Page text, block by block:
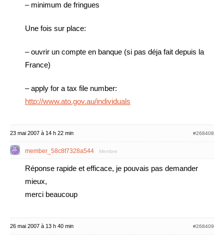
– minimum de fringues
Une fois sur place:
– ouvrir un compte en banque (si pas déja fait depuis la
France)
– apply for a tax file number:
http://www.ato.gov.au/individuals
23 mai 2007 à 14 h 22 min #268408
member_58c8f7328a544 Membre
Réponse rapide et efficace, je pouvais pas demander
mieux,
merci beaucoup
26 mai 2007 à 13 h 40 min #268409